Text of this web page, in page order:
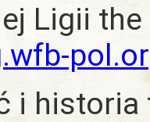
Ligii
i historia